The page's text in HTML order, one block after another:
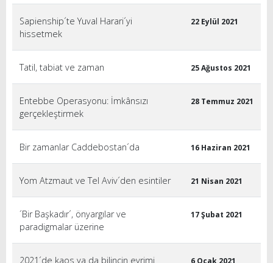
Sapienship´te Yuval Harari´yi
hissetmek
22 Eylül 2021
Tatil, tabiat ve zaman 25 Ağustos 2021
Entebbe Operasyonu: İmkânsızı
gerçekleştirmek
28 Temmuz 2021
Bir zamanlar Caddebostan´da 16 Haziran 2021
Yom Atzmaut ve Tel Aviv´den esintiler 21 Nisan 2021
´Bir Başkadır´, önyargılar ve
paradigmalar üzerine
17 Şubat 2021
2021´de kaos ya da bilincin evrimi 6 Ocak 2021